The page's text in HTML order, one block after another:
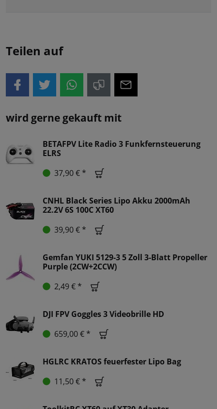
Teilen auf
wird gerne gekauft mit
BETAFPV Lite Radio 3 Funkfernsteuerung
ELRS
37,90 € *
CNHL Black Series Lipo Akku 2000mAh
22.2V 6S 100C XT60
39,90 € *
Gemfan YUKI 5129-3 5 Zoll 3-Blatt Propeller
Purple (2CW+2CCW)
2,49 € *
DJI FPV Goggles 3 Videobrille HD
659,00 € *
HGLRC KRATOS feuerfester Lipo Bag
11,50 € *